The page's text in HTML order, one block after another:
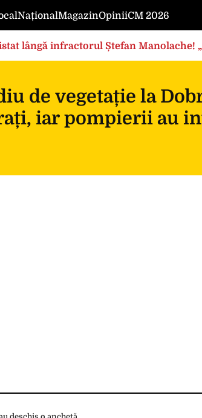
NaționalMagazinOpiniiCM 2026
lângă infractorul Ștefan
de vegetație la
iar pompierii au